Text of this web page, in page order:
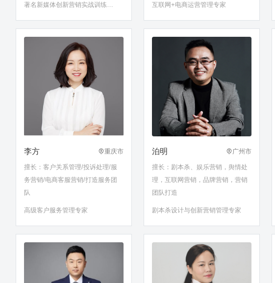
著名新媒体创新营销实战训练导
师
互联网+电商运营管理专家
李方 重庆市
擅长：客户关系管理/投诉处理/服
务营销/电商客服营销/打造服务团
队
高级客户服务管理专家
泊明 广州市
擅长：剧本杀、娱乐营销，舆情处
理，互联网营销，品牌营销，营销
团队打造
剧本杀设计与创新营销管理专家